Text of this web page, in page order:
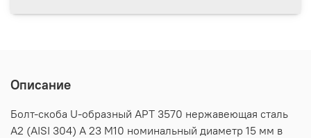
Описание
Болт-скоба U-образный АРТ 3570 нержавеющая сталь
А2 (AISI 304) A 23 M10 номинальный диаметр 15 мм в